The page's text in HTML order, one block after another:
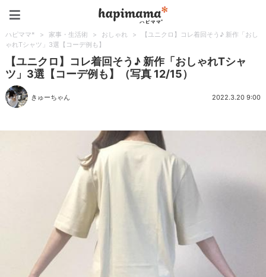
ハピママ* > 家事・生活術 > おしゃれ >
【ユニクロ】コレ着回そう♪ 新作「おし
ゃれTシャツ」3選【コーデ例も】
【ユニクロ】コレ着回そう♪ 新作「おしゃれTシャ
ツ」3選【コーデ例も】（写真 12/15）
きゅーちゃん 2022.3.20 9:00